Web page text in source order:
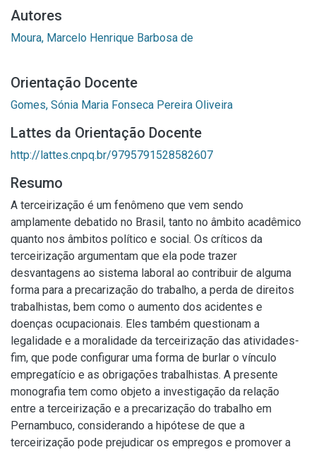
Autores
Moura, Marcelo Henrique Barbosa de
Orientação Docente
Gomes, Sónia Maria Fonseca Pereira Oliveira
Lattes da Orientação Docente
http://lattes.cnpq.br/9795791528582607
Resumo
A terceirização é um fenômeno que vem sendo
amplamente debatido no Brasil, tanto no âmbito acadêmico
quanto nos âmbitos político e social. Os críticos da
terceirização argumentam que ela pode trazer
desvantagens ao sistema laboral ao contribuir de alguma
forma para a precarização do trabalho, a perda de direitos
trabalhistas, bem como o aumento dos acidentes e
doenças ocupacionais. Eles também questionam a
legalidade e a moralidade da terceirização das atividades-
fim, que pode configurar uma forma de burlar o vínculo
empregatício e as obrigações trabalhistas. A presente
monografia tem como objeto a investigação da relação
entre a terceirização e a precarização do trabalho em
Pernambuco, considerando a hipótese de que a
terceirização pode prejudicar os empregos e promover a